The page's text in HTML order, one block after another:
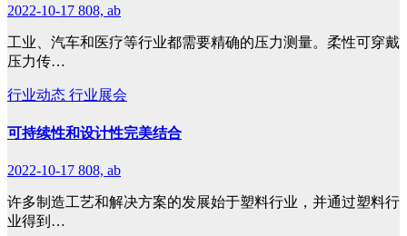
2022-10-17 808, ab
工业、汽车和医疗等行业都需要精确的压力测量。柔性可穿戴
压力传…
行业动态 行业展会
可持续性和设计性完美结合
2022-10-17 808, ab
许多制造工艺和解决方案的发展始于塑料行业，并通过塑料行
业得到…